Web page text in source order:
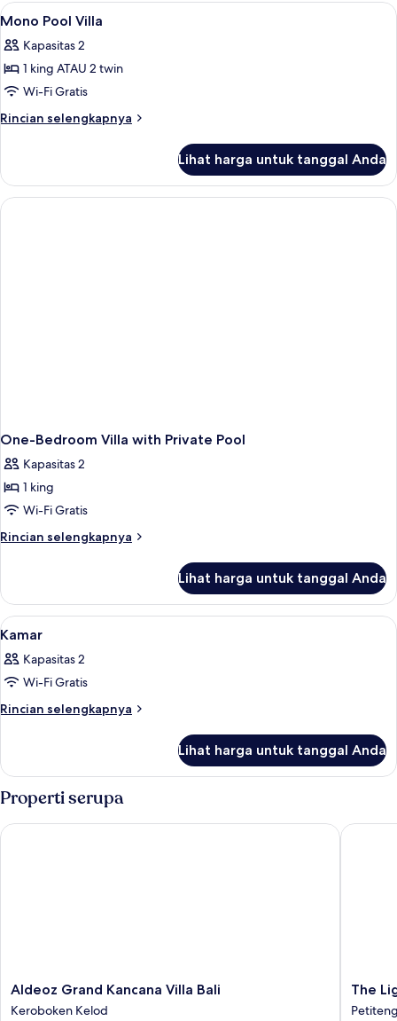
kamar
kolam
renang
Lihat
semua
foto
untuk
Mono
Pool
Isi minibar gratis, brankas, meja
14
Mono Pool Villa
Kapasitas 2
1 king ATAU 2 twin
Wi-Fi Gratis
Rincian selengkapnya
Rincian
Mono
Pool
Villa
Lihat harga untuk tanggal Anda
One-Bedroom Villa with Private Pool
Kapasitas 2
1 king
Wi-Fi Gratis
Rincian selengkapnya
Rincian
One-
Bedroom
Villa
Private
Pool
Lihat harga untuk tanggal Anda
Lihat
semua
foto
untuk
Kamar
Isi minibar gratis, brankas, meja
18
Kamar
Kapasitas 2
Wi-Fi Gratis
Rincian selengkapnya
Rincian
Kamar
Lihat harga untuk tanggal Anda
Properti serupa
Aldeoz
Grand
Aldeoz Grand Kancana Villa Bali
Keroboken Kelod
Aldeoz Grand Kancana Villa Bali
The
Light
The
The